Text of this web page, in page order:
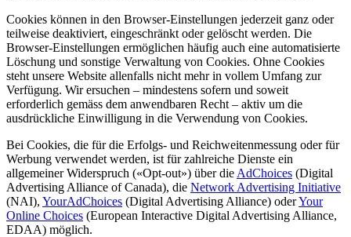
Cookies können in den Browser-Einstellungen jederzeit ganz oder
teilweise deaktiviert, eingeschränkt oder gelöscht werden. Die
Browser-Einstellungen ermöglichen häufig auch eine automatisierte
Löschung und sonstige Verwaltung von Cookies. Ohne Cookies
steht unsere Website allenfalls nicht mehr in vollem Umfang zur
Verfügung. Wir ersuchen – mindestens sofern und soweit
erforderlich gemäss dem anwendbaren Recht – aktiv um die
ausdrückliche Einwilligung in die Verwendung von Cookies.
Bei Cookies, die für die Erfolgs- und Reichweitenmessung oder für
Werbung verwendet werden, ist für zahlreiche Dienste ein
allgemeiner Widerspruch («Opt-out») über die AdChoices (Digital
Advertising Alliance of Canada), die Network Advertising Initiative
(NAI), YourAdChoices (Digital Advertising Alliance) oderYour
Online Choices (European Interactive Digital Advertising Alliance,
EDAA) möglich.